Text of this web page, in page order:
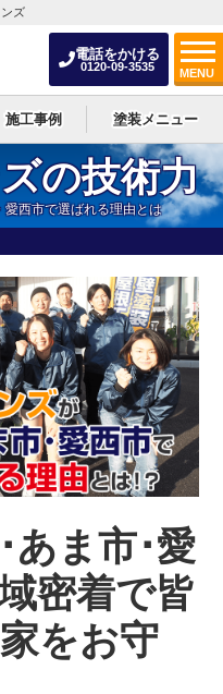
電話をかける
0120-09-3535
MENU
ズ
施工事例 塗装メニュー
の技術力
西市で選ばれる理由とは
あま市･愛
密着で皆
をお守